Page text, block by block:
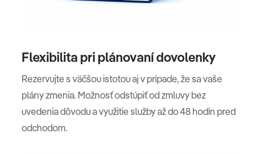
Flexibilita pri plánovaní dovolenky
Rezervujte s väčšou istotou aj v prípade, že sa vaše
plány zmenia. Možnosť odstúpiť od zmluvy bez
uvedenia dôvodu a využitie služby až do 48 hodín pred
odchodom.